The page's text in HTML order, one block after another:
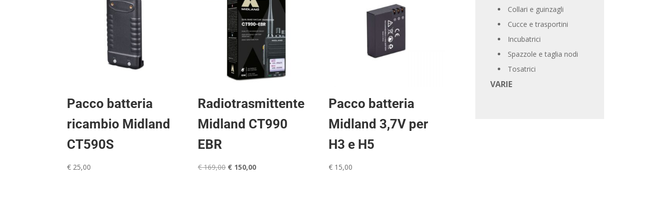
Pacco batteria
ricambio Midland
CT590S
€ 25,00
Radiotrasmittente
Midland CT990
EBR
€169,00 Il
€ 150,00Il
Pacco batteria
Midland 3,7V per
H3 e H5
€ 15,00
Collari e guinzagli
Cucce e trasportini
Incubatrici
Spazzole e taglia nodi
Tosatrici
VARIE